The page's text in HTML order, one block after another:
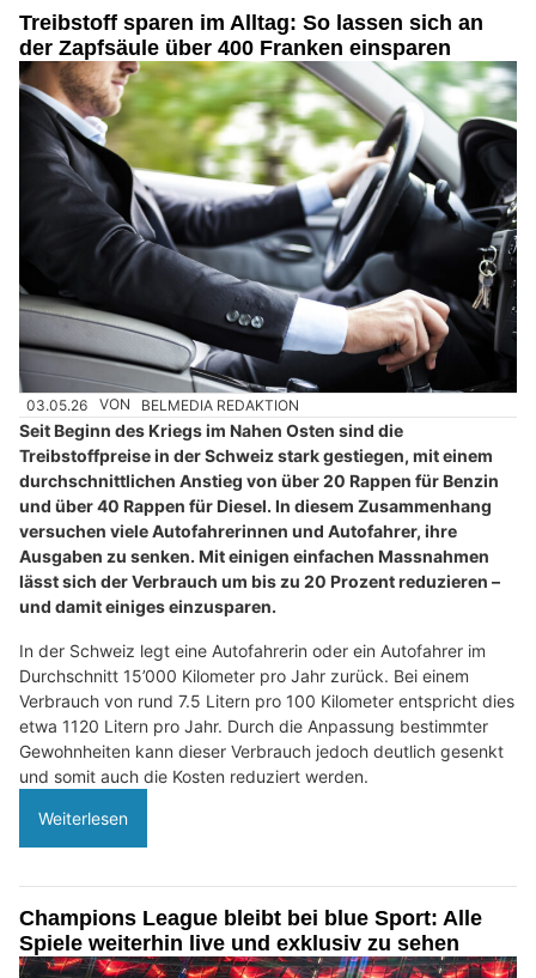
Treibstoff sparen im Alltag: So lassen sich an
der Zapfsäule über 400 Franken einsparen
03.05.26 VON BELMEDIA REDAKTION
Seit Beginn des Kriegs im Nahen Osten sind die
Treibstoffpreise in der Schweiz stark gestiegen, mit einem
durchschnittlichen Anstieg von über 20 Rappen für Benzin
und über 40 Rappen für Diesel. In diesem Zusammenhang
versuchen viele Autofahrerinnen und Autofahrer, ihre
Ausgaben zu senken. Mit einigen einfachen Massnahmen
lässt sich der Verbrauch um bis zu 20 Prozent reduzieren –
und damit einiges einzusparen.
In der Schweiz legt eine Autofahrerin oder ein Autofahrer im
Durchschnitt 15’000 Kilometer pro Jahr zurück. Bei einem
Verbrauch von rund 7.5 Litern pro 100 Kilometer entspricht dies
etwa 1120 Litern pro Jahr. Durch die Anpassung bestimmter
Gewohnheiten kann dieser Verbrauch jedoch deutlich gesenkt
und somit auch die Kosten reduziert werden.
Weiterlesen
Champions League bleibt bei blue Sport: Alle
Spiele weiterhin live und exklusiv zu sehen